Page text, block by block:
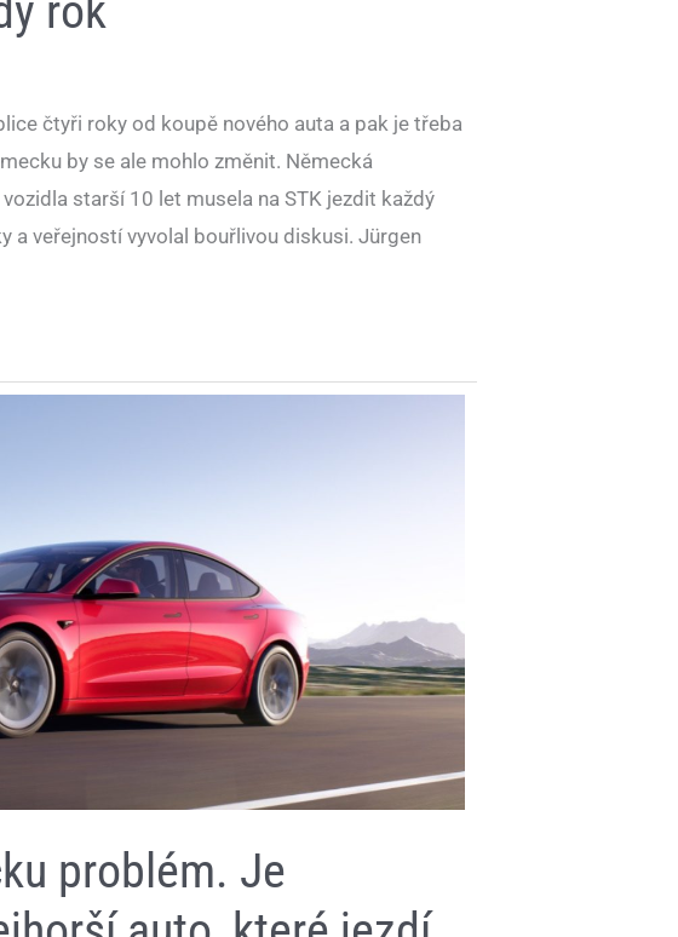
rok
čtyři roky od koupě nového auta a pak je třeba
by se ale mohlo změnit. Německá
starší 10 let musela na STK jezdit každý
a veřejností vyvolal bouřlivou diskusi. Jürgen
problém. Je